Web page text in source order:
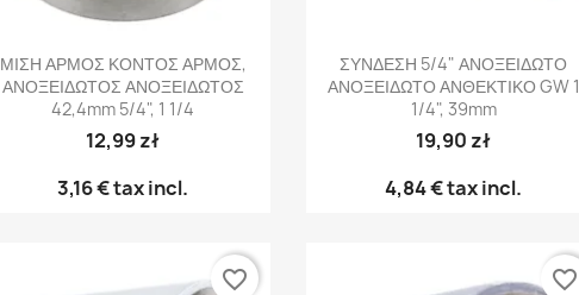
Γρήγορη προβολή
ΜΙΣΗ ΑΡΜΟΣ ΚΟΝΤΟΣ ΑΡΜΟΣ,
ΑΝΟΞΕΙΔΩΤΟΣ ΑΝΟΞΕΙΔΩΤΟΣ
42,4mm 5/4", 1 1/4
12,99 zł
3,16 €tax incl.
Γρήγορη προβολή
ΣΥΝΔΕΣΗ 5/4" ΑΝΟΞΕΙΔΩΤΟ
ΑΝΟΞΕΙΔΩΤΟ ΑΝΘΕΚΤΙΚΟ GW 1
1/4", 39mm
19,90 zł
4,84 €tax incl.
favorite_border favorite_border